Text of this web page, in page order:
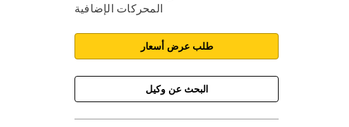
المحركات الإضافية
طلب عرض أسعار
البحث عن وكيل